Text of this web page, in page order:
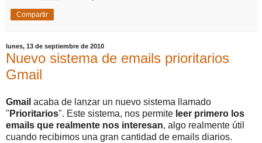
Compartir
lunes, 13 de septiembre de 2010
Nuevo sistema de emails prioritarios
Gmail
Gmail acaba de lanzar un nuevo sistema llamado
" Prioritarios". Este sistema, nos permite leer primero los
emails que realmente nos interesan, algo realmente útil
cuando recibimos una gran cantidad de emails diarios.